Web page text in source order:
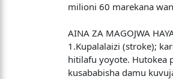
milioni 60 marekana
AINA ZA MAGOJWA
1.Kupalalaizi (stroke);
hitilafu yoyote. Hutokea
kusababisha damu